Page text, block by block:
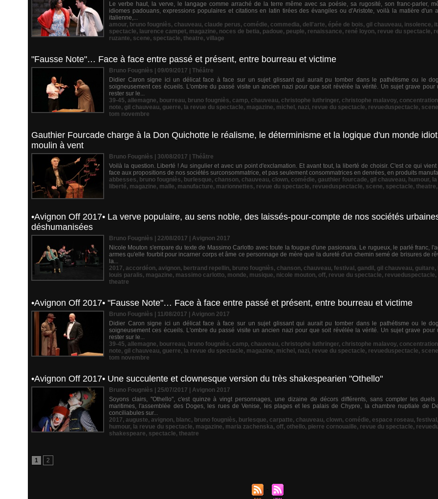
Le verbe haut, la verve, le langage comme arraché de la terre même avec sa poésie, sa rugosité, son franc-parler,
idiomes padouans, expressions populaires et citations en latin tirées des évangiles ou d'Aristote, voilà la matière d'un
italienne,...
amour, bruno fougniès, chauveau, claude perus, comédie, commedia, dell'arte, épée de bois, gil chauveau, insolence,
spectacle, laurence campet, magazine, noces de betia, padoue, peuple, renaissance, rené loyon, revue du spectacle,
ruzante, scene, spectacle, theatre, village
"Fausse Note"… Face à face entre passé et présent, entre bourreau et victime
Bruno Fougniès | 09/09/2017
Théâtre
Didier Caron signe ici un délicat face à face sur un sujet glissant qui aurait pu tomber dans le pathétisme ou le
soigneusement ces écueils. L'ombre du passé visite un ancien nazi pour que soit révélée la vérité. Un sujet grave
rester sur le...
39-45, allemagne, bourreau, bruno fougniès, camp, chauveau, christophe luthringer, christophe malavoy, concentration
note, gil chauveau, guerre, la revue du spectacle, magazine, michel , nazi, revue du spectacle, revueduspectacle, scene
tom novembre
Gauthier Fourcade charge à la Don Quichotte le réalisme, le déterminisme et la logique d'un monde
moulin à vent
Bruno Fougniès | 30/08/2017
Théâtre
Voilà la question. Liberté ! Au singulier et avec un point d'exclamation. Et avant tout, la liberté de choisir. C'est ce qui
face aux propositions de nos sociétés surconsommatrice, et pas seulement consommatrices en denrées, en produits
abbesses, bruno fougniès, burlesque, chanson, chauveau, clown, comédie, gauthier fourcade, gil chauveau, humour,
liberté, magazine, malle, manufacture, marionnettes, revue du spectacle, revueduspectacle, scene, spectacle, theatre,
•Avignon Off 2017• La verve populaire, au sens noble, des laissés-pour-compte de nos sociétés
déshumanisées
Bruno Fougniès | 22/08/2017
Avignon 2017
Nicole Mouton s'empare du texte de Massimo Carlotto avec toute la fougue d'une pasionaria. Le rugueux, le parlé franc,
armes qu'elle fourbit pour incarner corps et âme ce personnage de mère que la dureté d'un chemin semé de brisures de
la...
2017, accordéon, avignon, bertrand repellin, bruno fougniès, chanson, chauveau, festival , gandil , gil chauveau, guitare,
louis paralis, magazine, massimo carlotto, monde, musique, nicole mouton, off, revue du spectacle, revueduspectacle,
theatre
•Avignon Off 2017• "Fausse Note"… Face à face entre passé et présent, entre bourreau et victime
Bruno Fougniès | 11/08/2017
Avignon 2017
Didier Caron signe ici un délicat face à face sur un sujet glissant qui aurait pu tomber dans le pathétisme ou le
soigneusement ces écueils. L'ombre du passé visite un ancien nazi pour que soit révélée la vérité. Un sujet grave
rester sur le...
39-45, allemagne, bourreau, bruno fougniès, camp, chauveau, christophe luthringer, christophe malavoy, concentration
note, gil chauveau, guerre, la revue du spectacle, magazine, michel , nazi, revue du spectacle, revueduspectacle, scene
tom novembre
•Avignon Off 2017• Une succulente et clownesque version du très shakespearien "Othello"
Bruno Fougniès | 25/07/2017
Avignon 2017
Soyons clairs, "Othello", c'est quinze à vingt personnages, une dizaine de décors différents, sans compter les
maritimes, l'assemblée des Doges, les rues de Venise, les plages et les palais de Chypre, la chambre nuptiale de
conciliabules sur...
2017, auguste, avignon, blanc, bruno fougniès, burlesque, carpatte, chauveau, clown, comédie, espace roseau, festival ,
humour, la revue du spectacle, magazine, maria zachenska, off, othello, pierre cornouaille, revue du spectacle,
shakespeare, spectacle, theatre
1 2